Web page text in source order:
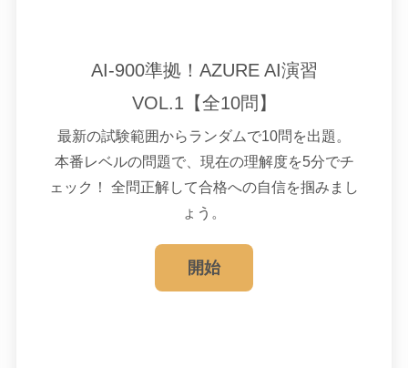
AI-900準拠！AZURE AI演習
VOL.1【全10問】
最新の試験範囲からランダムで10問を出題。
本番レベルの問題で、現在の理解度を5分でチ
ェック！
全問正解して合格への自信を掴みまし
ょう。